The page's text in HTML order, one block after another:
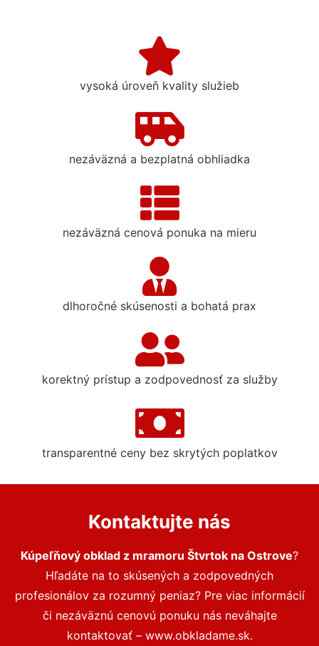
vysoká úroveň kvality služieb
nezáväzná a bezplatná obhliadka
nezáväzná cenová ponuka na mieru
dlhoročné skúsenosti a bohatá prax
korektný prístup a zodpovednosť za služby
transparentné ceny bez skrytých poplatkov
Kontaktujte nás
Kúpeľňový obklad z mramoru Štvrtok na Ostrove?
Hľadáte na to skúsených a zodpovedných
profesionálov za rozumný peniaz? Pre viac informácií
či nezáväznú cenovú ponuku nás neváhajte
kontaktovať – www.obkladame.sk.